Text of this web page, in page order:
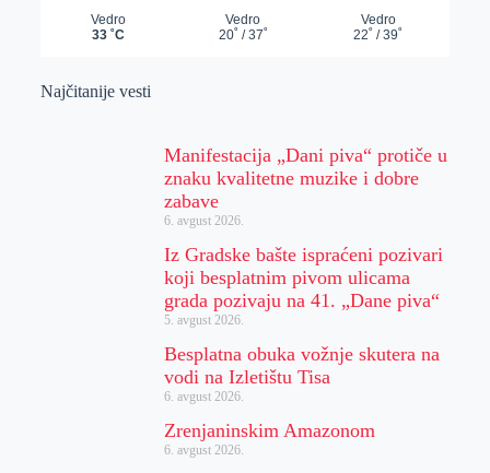
Najčitanije vesti
Manifestacija „Dani piva“ protiče u
znaku kvalitetne muzike i dobre
zabave
6. avgust 2026.
Iz Gradske bašte ispraćeni pozivari
koji besplatnim pivom ulicama
grada pozivaju na 41. „Dane piva“
5. avgust 2026.
Besplatna obuka vožnje skutera na
vodi na Izletištu Tisa
6. avgust 2026.
Zrenjaninskim Amazonom
6. avgust 2026.